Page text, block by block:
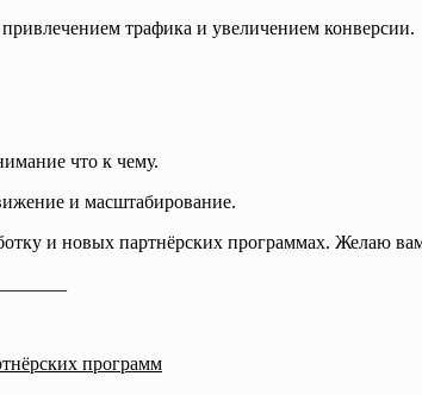
трафика и увеличением конверсии.
что к чему.
и масштабирование.
и новых партнёрских программах. Желаю
программ